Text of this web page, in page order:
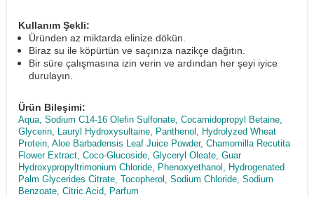
Kullanım Şekli:
Üründen az miktarda elinize dökün.
Biraz su ile köpürtün ve saçınıza nazikçe dağıtın.
Bir süre çalışmasına izin verin ve ardından her şeyi iyice
durulayın.
Ürün Bileşimi:
Aqua, Sodium C14-16 Olefin Sulfonate, Cocamidopropyl Betaine,
Glycerin, Lauryl Hydroxysultaine, Panthenol, Hydrolyzed Wheat
Protein, Aloe Barbadensis Leaf Juice Powder, Chamomilla Recutita
Flower Extract, Coco-Glucoside, Glyceryl Oleate, Guar
Hydroxypropyltrimonium Chloride, Phenoxyethanol, Hydrogenated
Palm Glycerides Citrate, Tocopherol, Sodium Chloride, Sodium
Benzoate, Citric Acid, Parfum